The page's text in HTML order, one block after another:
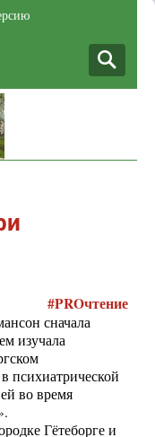
#PROчтение
сначала
изучала
психиатрической
во время
Гётеборге и